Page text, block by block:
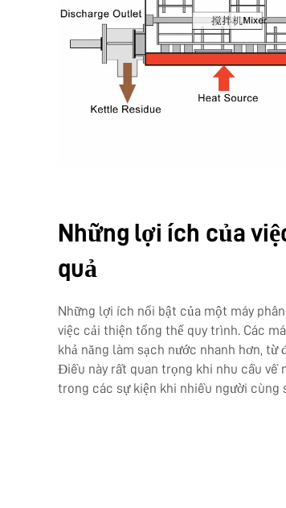
Những lợi ích của
quả
Những lợi ích nổi bật của một máy
việc cải thiện tổng thể quy trình. Các
khả năng làm sạch nước nhanh hơn,
Điều này rất quan trọng khi nhu cầu về
trong các sự kiện khi nhiều người cùng